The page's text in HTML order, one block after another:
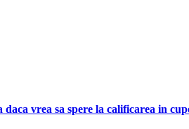
vrea sa spere la calificarea in